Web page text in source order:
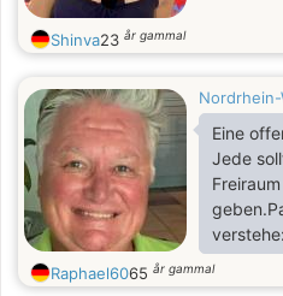
Shinva23 år gammal
Eine
Jede
Lebens
Raphael6065 år gammal